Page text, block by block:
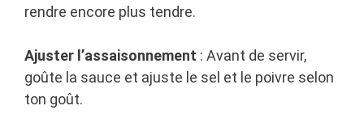
rendre encore plus tendre.
Ajuster l’assaisonnement : Avant de servir,
goûte la sauce et ajuste le sel et le poivre selon
ton goût.